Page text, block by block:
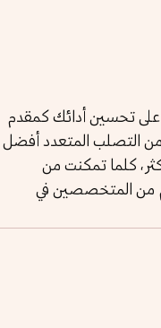
تحسين أدائك كمقدم
التصلب المتعدد أفضل
كلما تمكنت من
من المتخصصين في